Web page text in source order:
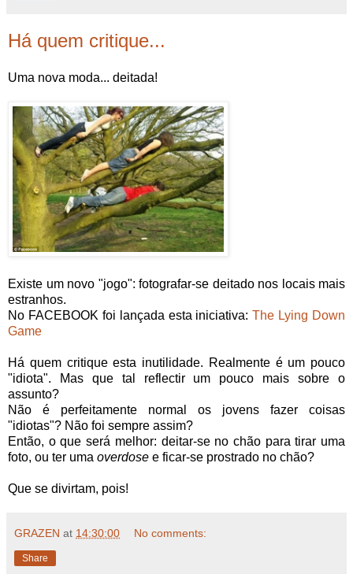
Há quem critique...
Uma nova moda... deitada!
Existe um novo "jogo": fotografar-se deitado nos locais mais
estranhos.
No FACEBOOK foi lançada esta iniciativa:The Lying Down
Game
Há quem critique esta inutilidade. Realmente é um pouco
"idiota". Mas que tal reflectir um pouco mais sobre o
assunto?
Não é perfeitamente normal os jovens fazer coisas
"idiotas"? Não foi sempre assim?
Então, o que será melhor: deitar-se no chão para tirar uma
foto, ou ter uma overdose e ficar-se prostrado no chão?
Que se divirtam, pois!
GRAZEN at 14:30:00 No comments:
Share